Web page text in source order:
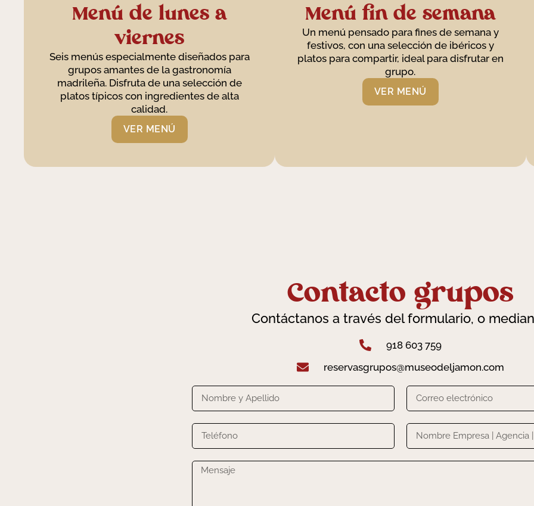
Menú de lunes a
viernes
Seis menús especialmente diseñados para
grupos amantes de la gastronomía
madrileña. Disfruta de una selección de
platos típicos con ingredientes de alta
calidad.
VER MENÚ
Menú fin de semana
Un menú pensado para fines de semana y
festivos, con una selección de ibéricos y
platos para compartir, ideal para disfrutar en
grupo.
VER MENÚ
Contacto grupos
Contáctanos a través del formulario, o
918 603 759
reservasgrupos@museodeljamon.com